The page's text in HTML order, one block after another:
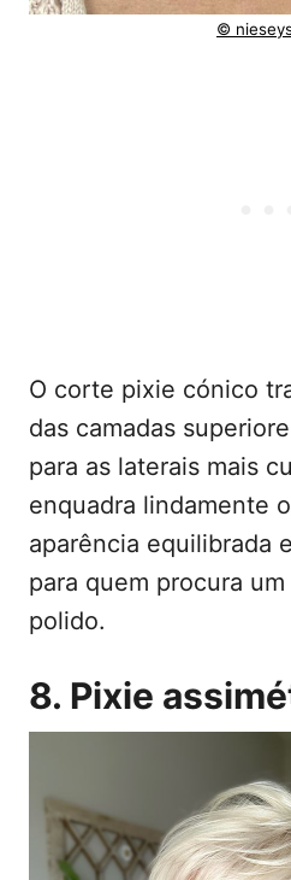
©
O corte pixie cónico
das camadas
para as laterais mais
enquadra lindamente
aparência equilibrada
para quem procura
polido.
8. Pixie